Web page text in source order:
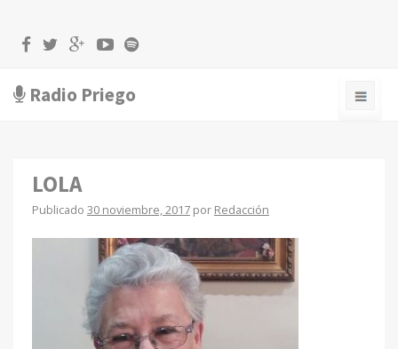
Radio Priego
LOLA
Publicado 30 noviembre, 2017por Redacción